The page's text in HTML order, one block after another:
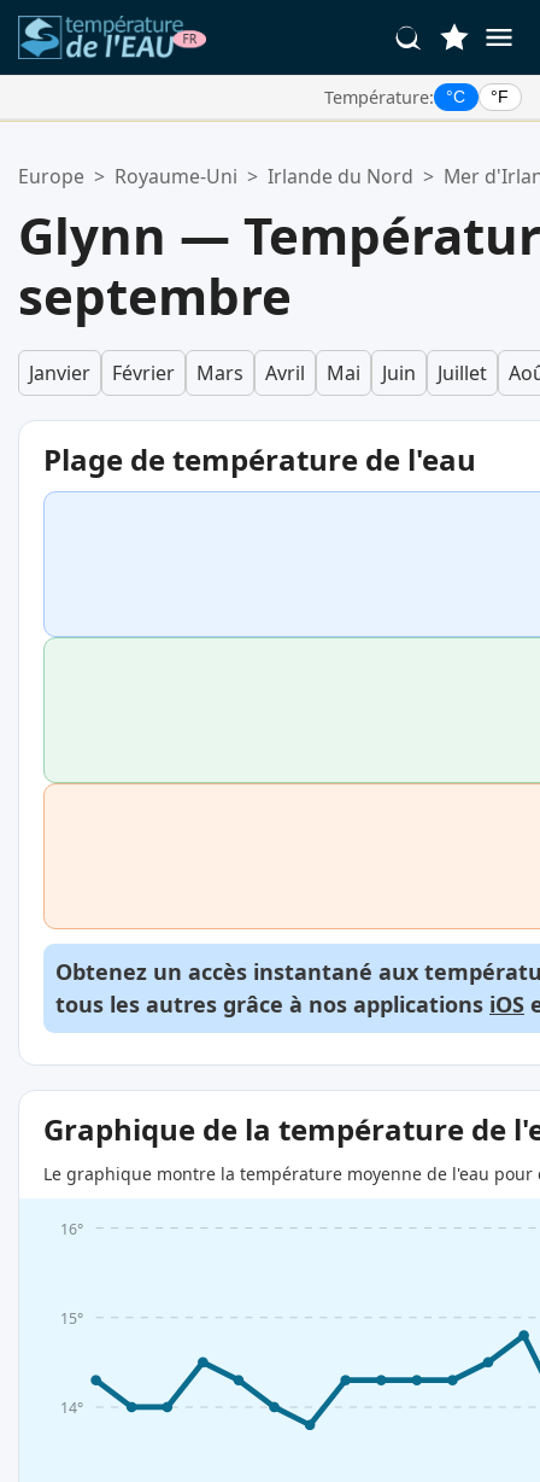
Température: °C °F
Votre liste de favoris est vide.
Europe > Royaume-Uni > Irlande du Nord > Mer
Glynn —
septembre
Janvier Février Mars Avril Mai Juin Juillet
Plage de température de l'eau
Obtenez un accès instantané aux
tous les autres grâce à nos applications iOS
Graphique de la température de
Le graphique montre la température moyenne de l'eau
14°
15°
16°